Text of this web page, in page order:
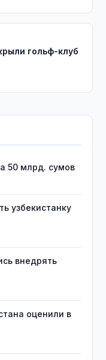
гольф-клуб
50 млрд. сумов
узбекистанку
внедрять
оценили в